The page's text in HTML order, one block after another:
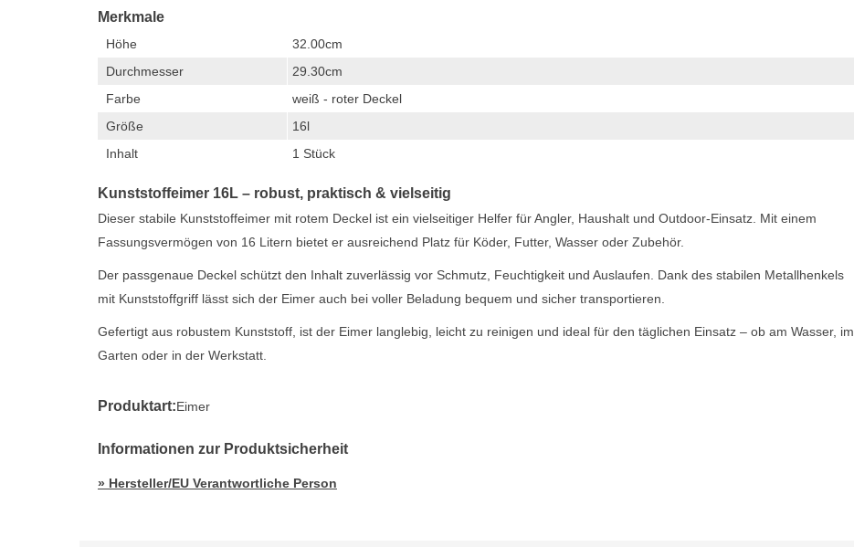
Merkmale
Höhe
32.00cm
Durchmesser
29.30cm
Farbe
weiß - roter Deckel
Größe
16l
Inhalt
1 Stück
Kunststoffeimer 16L – robust, praktisch & vielseitig
Dieser stabile Kunststoffeimer mit rotem Deckel ist ein vielseitiger Helfer für Angler, Haushalt und Outdoor-Einsatz. Mit einem
Fassungsvermögen von 16 Litern bietet er ausreichend Platz für Köder, Futter, Wasser oder Zubehör.
Der passgenaue Deckel schützt den Inhalt zuverlässig vor Schmutz, Feuchtigkeit und Auslaufen. Dank des stabilen Metallhenkels
mit Kunststoffgriff lässt sich der Eimer auch bei voller Beladung bequem und sicher transportieren.
Gefertigt aus robustem Kunststoff, ist der Eimer langlebig, leicht zu reinigen und ideal für den täglichen Einsatz – ob am Wasser, im
Garten oder in der Werkstatt.
Produktart:Eimer
Informationen zur Produktsicherheit
» Hersteller/EU Verantwortliche Person